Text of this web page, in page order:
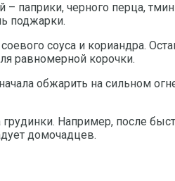
паприки, черного перца,
поджарки.
соуса и кориандра.
равномерной корочки.
обжарить на сильном
Например, после
домочадцев.